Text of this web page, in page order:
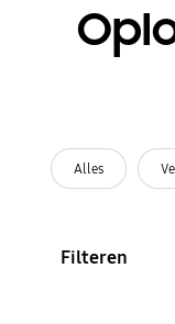
Alles
Filteren